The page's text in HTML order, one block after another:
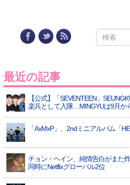
最近の記事
【公式】「SEVENTEEN」
楽兵として入隊…MINGYUは9月か
「AxMxP」、2ndミニアルバム「
チョン・ヘイン、純情告白がまた
同時にNetflixグローバル2位